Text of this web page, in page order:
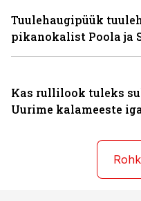
Tuulehaugipüük
pikanokalist Poola ja
Kas rullilook tuleks
Uurime kalameeste